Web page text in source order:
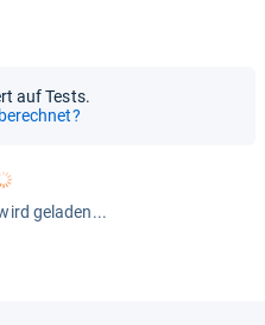
auf Tests.
geladen...